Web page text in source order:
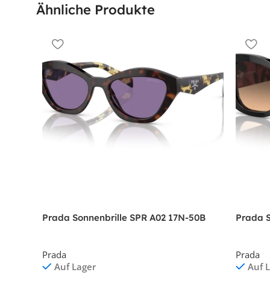
Ähnliche Produkte
Prada Sonnenbrille SPR A02 17N-50B
Prada
Auf Lager
Prada
Prada
Auf